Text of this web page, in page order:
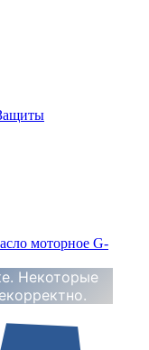
моторное G-
Некоторые